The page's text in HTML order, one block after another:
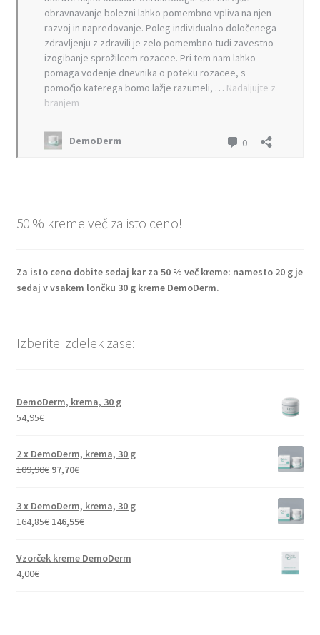
Vladka Kežman Strojin, Brežice
Darja iz Maribora
Peter O., Spodnja Kungota
B. D.
Nakup/Test
50 % kreme več za isto ceno!
Za isto ceno dobite sedaj kar za 50 % več kreme: namesto 20 g je
sedaj v vsakem lončku 30 g kreme DemoDerm.
Izberite izdelek zase:
DemoDerm, krema, 30 g
54,95€
2 x DemoDerm, krema, 30 g
109,90€ 97,70€
3 x DemoDerm, krema, 30 g
164,85€ 146,55€
Vzorček kreme DemoDerm
4,00€